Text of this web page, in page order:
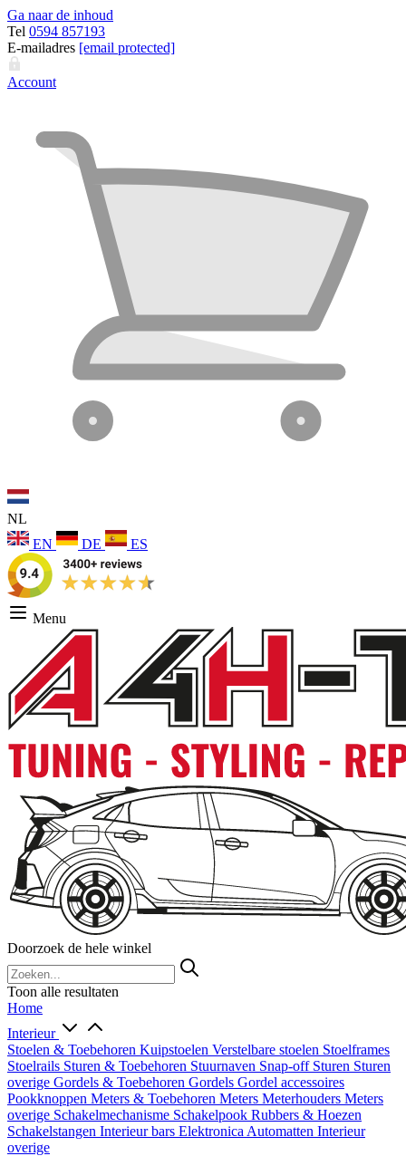
Ga naar de inhoud
Tel 0594 857193
E-mailadres [email protected]
Account
NL
EN
DE ES
Menu
Doorzoek de hele winkel
Toon alle resultaten
Home
Interieur
Stoelen & Toebehoren Kuipstoelen Verstelbare stoelen Stoelframes
Stoelrails Sturen & Toebehoren Stuurnaven Snap-off Sturen Sturen
overige Gordels & Toebehoren Gordels Gordel accessoires
Pookknoppen Meters & Toebehoren Meters Meterhouders Meters
overige Schakelmechanisme Schakelpook Rubbers & Hoezen
Schakelstangen Interieur bars Elektronica Automatten Interieur
overige